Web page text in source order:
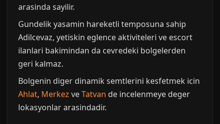
arasinda sayilir.
Gundelik yasamin hareketli temposuna sahip
Adilcevaz, yetiskin eglence aktiviteleri ve escort
ilanlari bakimindan da cevredeki bolgelerden
geri kalmaz.
Bolgenin diger dinamik semtlerini kesfetmek icin
Ahlat, Merkez veTatvan de incelenmeye deger
lokasyonlar arasindadir.